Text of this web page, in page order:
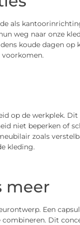
als
weg naar onze
koude dagen op
op de werkplek.
niet beperken of
zoals
kleding.
meer
Een
Dit